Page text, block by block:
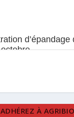
ADHÉREZ À